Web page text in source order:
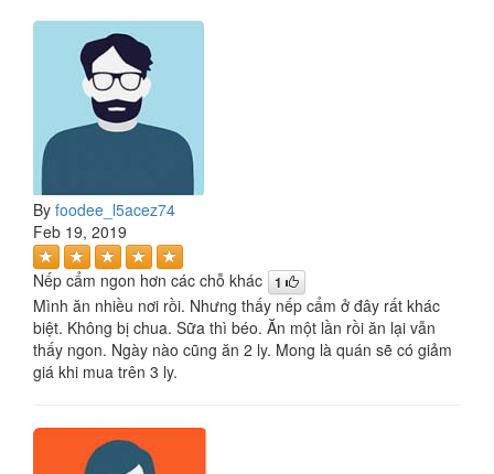
By foodee_l5acez74
Feb 19, 2019
Nếp cẩm ngon hơn các chỗ khác 1
Mình ăn nhiều nơi rồi. Nhưng thấy nếp cẩm ở đây rất khác
biệt. Không bị chua. Sữa thì béo. Ăn một lần rồi ăn lại vẫn
thấy ngon. Ngày nào cũng ăn 2 ly. Mong là quán sẽ có giảm
giá khi mua trên 3 ly.